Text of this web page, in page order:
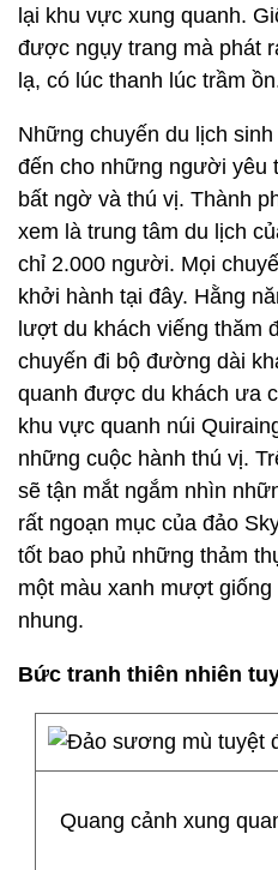
lại khu vực xung quanh.
được ngụy trang mà phát
lạ, có lúc thanh lúc trầm
Những chuyến du lịch
đến cho những người yêu
bất ngờ và thú vị. Thành
xem là trung tâm du lịch
chỉ 2.000 người. Mọi
khởi hành tại đây. Hằng
lượt du khách viếng thăm
chuyến đi bộ đường dài
quanh được du khách ưa
khu vực quanh núi
những cuộc hành thú vị.
sẽ tận mắt ngắm nhìn
rất ngoạn mục của đảo
tốt bao phủ những thảm
một màu xanh mượt
nhung.
Bức tranh thiên nhiên
Quang cảnh xung